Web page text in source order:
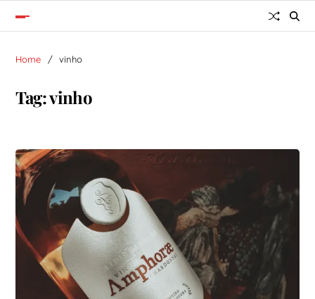
Home vinho
Tag:vinho